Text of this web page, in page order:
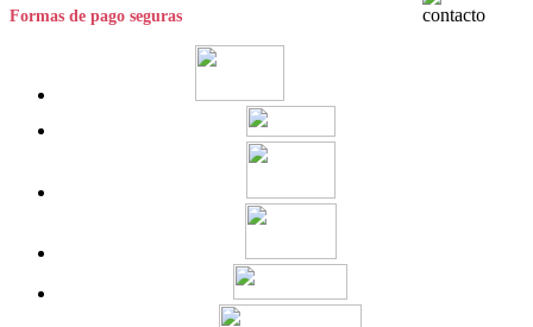
Formas de pago seguras